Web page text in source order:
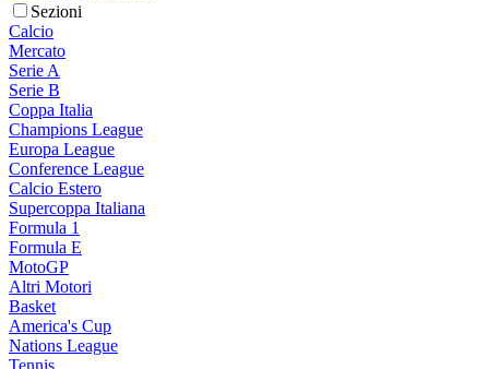
Sezioni
Calcio
Mercato
Serie A
Serie B
Coppa Italia
Champions League
Europa League
Conference League
Calcio Estero
Supercoppa Italiana
Formula 1
Formula E
MotoGP
Altri Motori
Basket
America's Cup
Nations League
Tennis